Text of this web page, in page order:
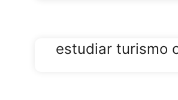
estudiar turismo